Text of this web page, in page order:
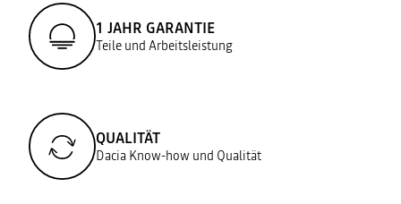
1 JAHR GARANTIE
Teile und Arbeitsleistung
QUALITÄT
Dacia Know-how und Qualität